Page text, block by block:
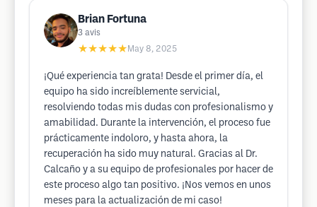
Brian Fortuna
3 avis
★★★★★ May 8, 2025
¡Qué experiencia tan grata! Desde el primer día, el
equipo ha sido increíblemente servicial,
resolviendo todas mis dudas con profesionalismo y
amabilidad. Durante la intervención, el proceso fue
prácticamente indoloro, y hasta ahora, la
recuperación ha sido muy natural. Gracias al Dr.
Calcaño y a su equipo de profesionales por hacer de
este proceso algo tan positivo. ¡Nos vemos en unos
meses para la actualización de mi caso!